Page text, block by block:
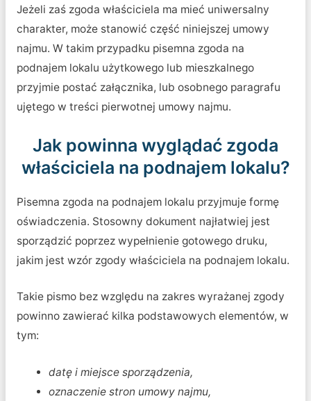
Jeżeli zaś zgoda właściciela ma mieć uniwersalny
charakter, może stanowić część niniejszej umowy
najmu. W takim przypadku pisemna zgoda na
podnajem lokalu użytkowego lub mieszkalnego
przyjmie postać załącznika, lub osobnego paragrafu
ujętego w treści pierwotnej umowy najmu.
Jak powinna wyglądać zgoda
właściciela na podnajem lokalu?
Pisemna zgoda na podnajem lokalu przyjmuje formę
oświadczenia. Stosowny dokument najłatwiej jest
sporządzić poprzez wypełnienie gotowego druku,
jakim jest wzór zgody właściciela na podnajem lokalu.
Takie pismo bez względu na zakres wyrażanej zgody
powinno zawierać kilka podstawowych elementów, w
tym:
datę i miejsce sporządzenia,
oznaczenie stron umowy najmu,